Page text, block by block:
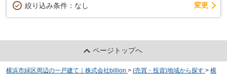
絞り込み条件： なし 変更
ページトップへ
横浜市緑区周辺の一戸建て｜株式会社billion > (売買・投資)地域から探す > 横